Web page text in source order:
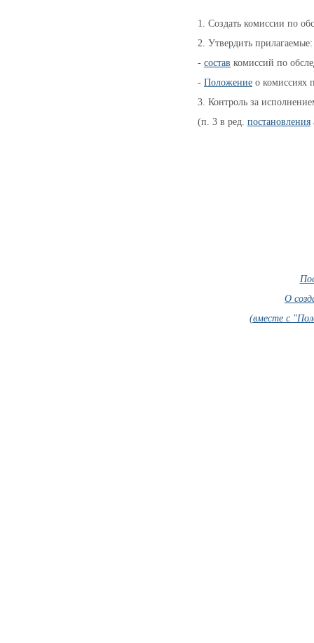
1. Создать комиссии по
2. Утвердить прилагаемые:
- состав комиссий по
- Положение о комиссиях
3. Контроль за
(п. 3 в ред. постановления
О
(вместе с